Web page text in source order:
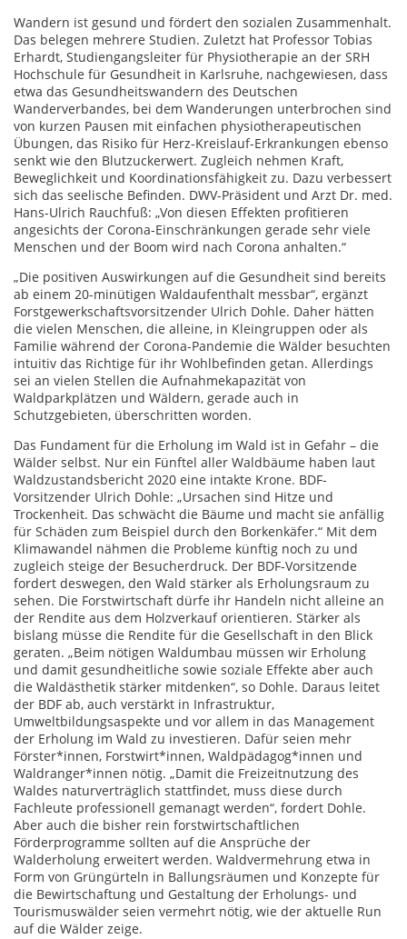
Wandern ist gesund und fördert den sozialen Zusammenhalt.
Das belegen mehrere Studien. Zuletzt hat Professor Tobias
Erhardt, Studiengangsleiter für Physiotherapie an der SRH
Hochschule für Gesundheit in Karlsruhe, nachgewiesen, dass
etwa das Gesundheitswandern des Deutschen
Wanderverbandes, bei dem Wanderungen unterbrochen sind
von kurzen Pausen mit einfachen physiotherapeutischen
Übungen, das Risiko für Herz-Kreislauf-Erkrankungen ebenso
senkt wie den Blutzuckerwert. Zugleich nehmen Kraft,
Beweglichkeit und Koordinationsfähigkeit zu. Dazu verbessert
sich das seelische Befinden. DWV-Präsident und Arzt Dr. med.
Hans-Ulrich Rauchfuß: „Von diesen Effekten profitieren
angesichts der Corona-Einschränkungen gerade sehr viele
Menschen und der Boom wird nach Corona anhalten.“
„Die positiven Auswirkungen auf die Gesundheit sind bereits
ab einem 20-minütigen Waldaufenthalt messbar“, ergänzt
Forstgewerkschaftsvorsitzender Ulrich Dohle. Daher hätten
die vielen Menschen, die alleine, in Kleingruppen oder als
Familie während der Corona-Pandemie die Wälder besuchten
intuitiv das Richtige für ihr Wohlbefinden getan. Allerdings
sei an vielen Stellen die Aufnahmekapazität von
Waldparkplätzen und Wäldern, gerade auch in
Schutzgebieten, überschritten worden.
Das Fundament für die Erholung im Wald ist in Gefahr – die
Wälder selbst. Nur ein Fünftel aller Waldbäume haben laut
Waldzustandsbericht 2020 eine intakte Krone. BDF-
Vorsitzender Ulrich Dohle: „Ursachen sind Hitze und
Trockenheit. Das schwächt die Bäume und macht sie anfällig
für Schäden zum Beispiel durch den Borkenkäfer.“ Mit dem
Klimawandel nähmen die Probleme künftig noch zu und
zugleich steige der Besucherdruck. Der BDF-Vorsitzende
fordert deswegen, den Wald stärker als Erholungsraum zu
sehen. Die Forstwirtschaft dürfe ihr Handeln nicht alleine an
der Rendite aus dem Holzverkauf orientieren. Stärker als
bislang müsse die Rendite für die Gesellschaft in den Blick
geraten. „Beim nötigen Waldumbau müssen wir Erholung
und damit gesundheitliche sowie soziale Effekte aber auch
die Waldästhetik stärker mitdenken“, so Dohle. Daraus leitet
der BDF ab, auch verstärkt in Infrastruktur,
Umweltbildungsaspekte und vor allem in das Management
der Erholung im Wald zu investieren. Dafür seien mehr
Förster*innen, Forstwirt*innen, Waldpädagog*innen und
Waldranger*innen nötig. „Damit die Freizeitnutzung des
Waldes naturverträglich stattfindet, muss diese durch
Fachleute professionell gemanagt werden“, fordert Dohle.
Aber auch die bisher rein forstwirtschaftlichen
Förderprogramme sollten auf die Ansprüche der
Walderholung erweitert werden. Waldvermehrung etwa in
Form von Grüngürteln in Ballungsräumen und Konzepte für
die Bewirtschaftung und Gestaltung der Erholungs- und
Tourismuswälder seien vermehrt nötig, wie der aktuelle Run
auf die Wälder zeige.